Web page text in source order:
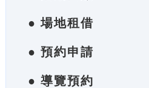
● 場地租借
● 預約申請
● 導覽預約